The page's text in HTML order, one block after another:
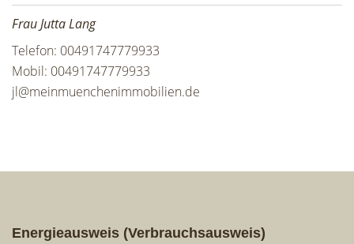
Frau Jutta Lang
Telefon: 00491747779933
Mobil: 00491747779933
jl@meinmuenchenimmobilien.de
Energieausweis (Verbrauchsausweis)